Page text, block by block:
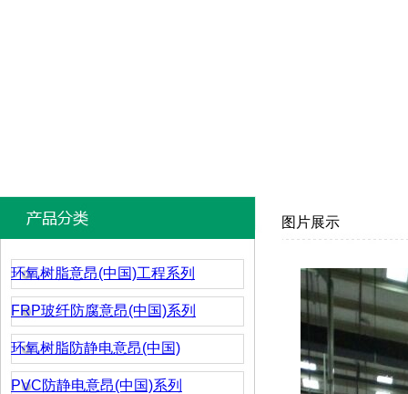
环氧树脂意昂(中国)工程系列
FRP玻纤防腐意昂(中国)系列
环氧树脂防静电意昂(中国)
PVC防静电意昂(中国)系列
图片展示